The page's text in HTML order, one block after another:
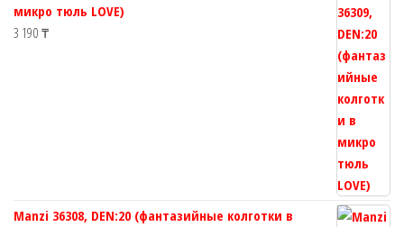
микро тюль LOVE)
3 190 ₸
Manzi 36308, DEN:20 (фантазийные колготки в